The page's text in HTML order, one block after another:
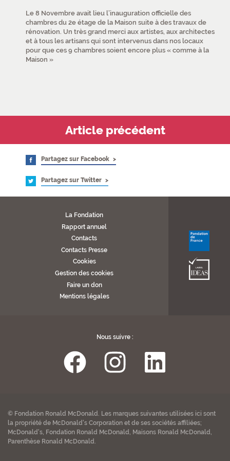
Le 8 Novembre avait lieu l’inauguration officielle des
chambres du 2e étage de la Maison suite à des travaux de
rénovation. Un très grand merci aux artistes, aux architectes
et à tous les artisans qui sont intervenus dans nos locaux
pour que ces 9 chambres soient encore plus « comme à la
Maison »
Article précédent
Partagez sur Facebook
Partagez sur Twitter
La Fondation
Rapport annuel
Contacts
Contacts Presse
Cookies
Gestion des cookies
Faire un don
Mentions légales
Nous suivre :
© Fondation Ronald McDonald. Les marques suivantes utilisées ici sont
la propriété de McDonald's Corporation et de ses sociétés affiliées;
McDonald's, Fondation Ronald McDonald, Maisons Ronald McDonald,
Parenthèse Ronald McDonald.